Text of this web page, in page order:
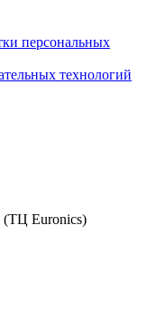
персональных
технологий
(ТЦ Euronics)